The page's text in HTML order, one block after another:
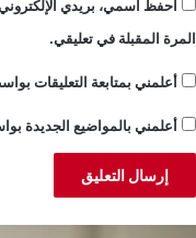
احفظ اسمي، بريدي
المرة المقبلة في تعليقي.
أعلمني بمتابعة التعليقات
أعلمني بالمواضيع الجديدة